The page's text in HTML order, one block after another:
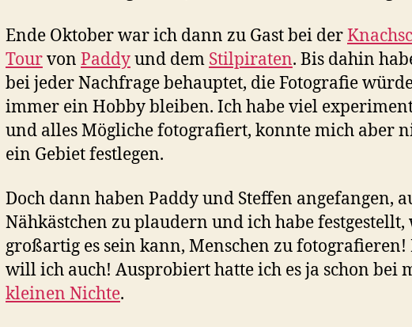
Ende Oktober war ich dann zu Gast bei der
Tourvon Paddyund dem Stilpiraten. Bis dahin
bei jeder Nachfrage behauptet, die Fotografie
immer ein Hobby bleiben. Ich habe viel
und alles Mögliche fotografiert, konnte mich aber
ein Gebiet festlegen.
Doch dann haben Paddy und Steffen angefangen,
Nähkästchen zu plaudern und ich habe festgestellt,
großartig es sein kann, Menschen zu fotografieren!
will ich auch! Ausprobiert hatte ich es ja schon bei
kleinen Nichte.